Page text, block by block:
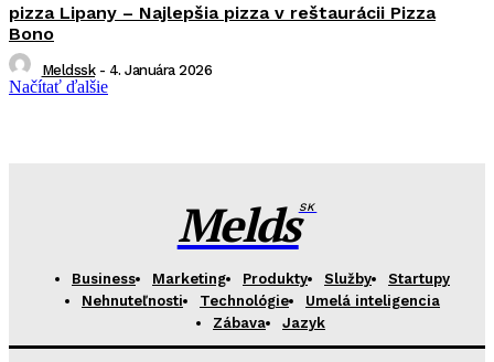
pizza Lipany – Najlepšia pizza v reštaurácii Pizza
Bono
Meldssk - 4. Januára 2026
Načítať ďalšie
MeldsSK
Business Marketing Produkty Služby
Startupy
Nehnuteľnosti
Technológie
Umelá inteligencia
Zábava
Jazyk